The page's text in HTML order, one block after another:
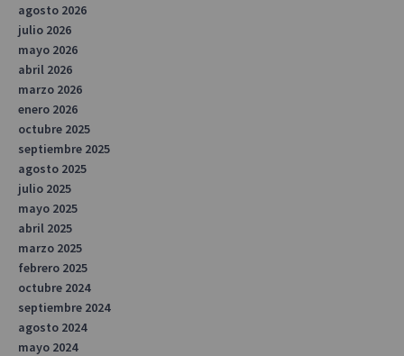
agosto 2026
julio 2026
mayo 2026
abril 2026
marzo 2026
enero 2026
octubre 2025
septiembre 2025
agosto 2025
julio 2025
mayo 2025
abril 2025
marzo 2025
febrero 2025
octubre 2024
septiembre 2024
agosto 2024
mayo 2024